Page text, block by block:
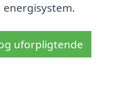
uforpligtende